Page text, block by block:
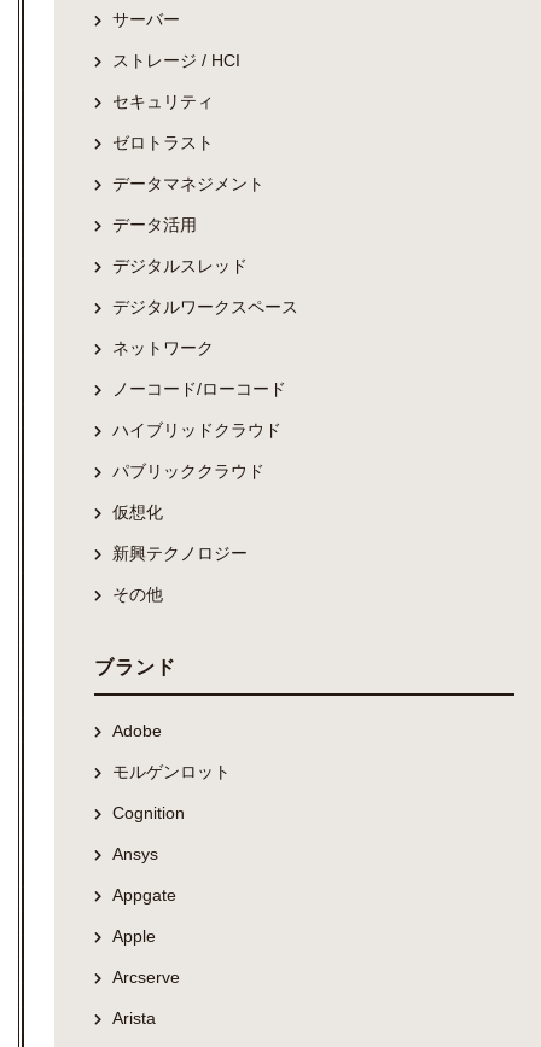
サーバー
ストレージ / HCI
セキュリティ
ゼロトラスト
データマネジメント
データ活用
デジタルスレッド
デジタルワークスペース
ネットワーク
ノーコード/ローコード
ハイブリッドクラウド
パブリッククラウド
仮想化
新興テクノロジー
その他
ブランド
Adobe
モルゲンロット
Cognition
Ansys
Appgate
Apple
Arcserve
Arista